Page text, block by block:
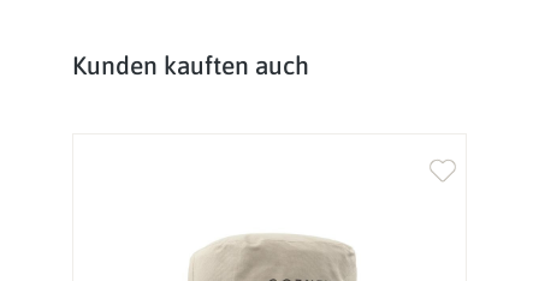
Produktgalerie überspringen
Kunden kauften auch